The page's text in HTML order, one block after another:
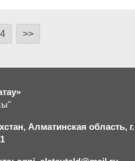
4 >>
Алматинская область, г.